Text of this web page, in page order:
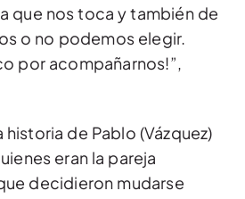
que nos toca y también de
o no podemos elegir.
por acompañarnos!”,
de Pablo (Vázquez)
eran la pareja
decidieron mudarse